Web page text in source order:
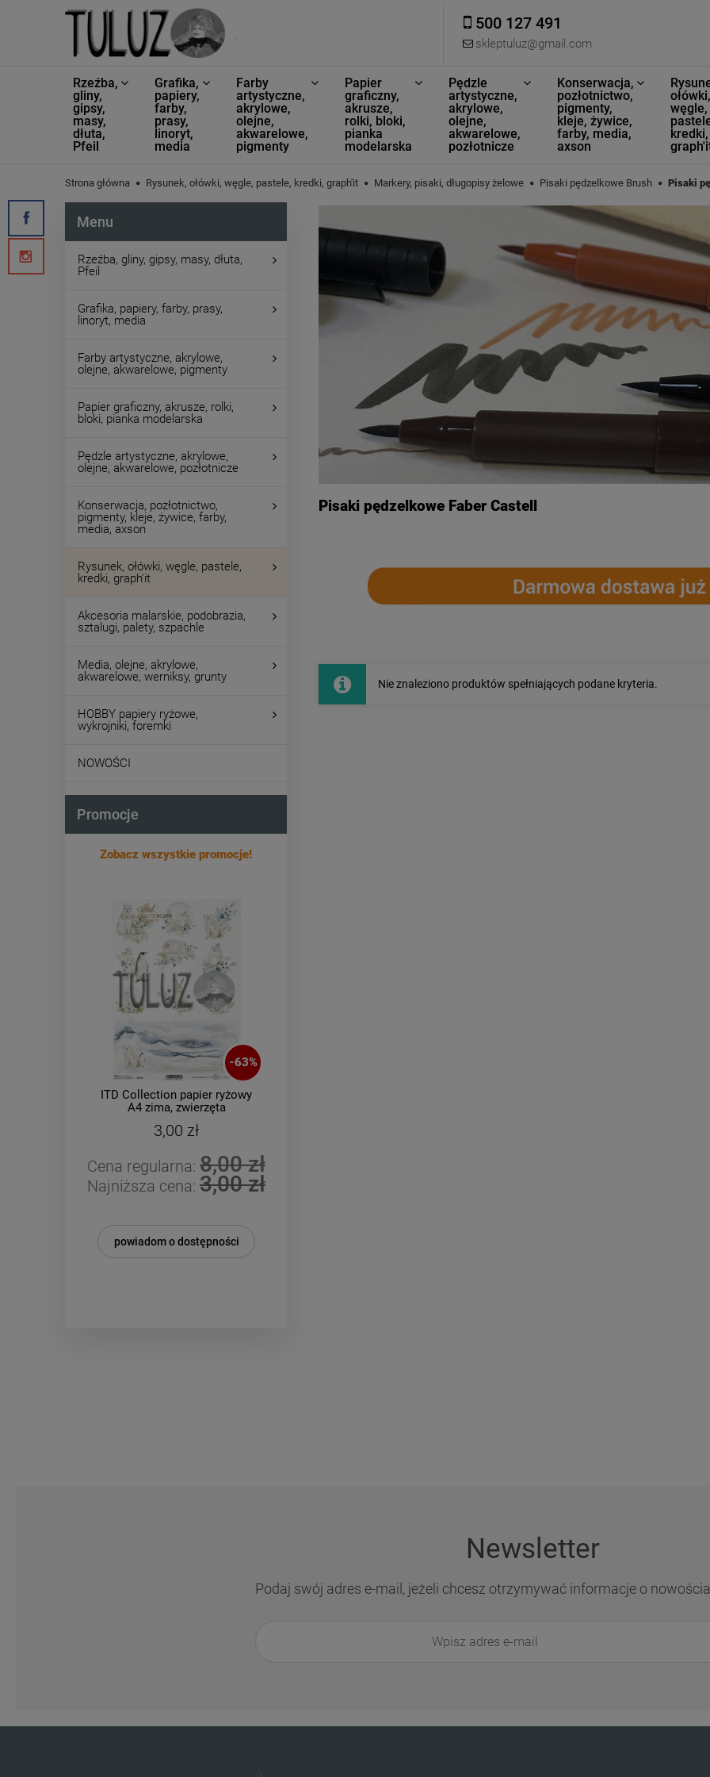
500 127 491
skleptuluz@gmail.com
Rzeźba,
gliny,
gipsy,
masy,
dłuta,
Pfeil
Grafika,
papiery,
farby,
prasy,
linoryt,
media
Farby
artystyczne,
akrylowe,
olejne,
akwarelowe,
pigmenty
Papier
graficzny,
akrusze,
rolki, bloki,
pianka
modelarska
Pędzle
artystyczne,
akrylowe,
olejne,
akwarelowe,
pozłotnicze
Konserwacja,
pozłotnictwo,
pigmenty,
kleje, żywice,
farby, media,
axson
ołówki,
węgle,
kredki,
Strona główna Rysunek, ołówki, węgle, pastele, kredki, graph'it Markery, pisaki, długopisy żelowe Pisaki pędzelkowe Brush Pisaki
Menu
Rzeźba, gliny, gipsy, masy, dłuta,
Pfeil
Grafika, papiery, farby, prasy,
linoryt, media
Farby artystyczne, akrylowe,
olejne, akwarelowe, pigmenty
Papier graficzny, akrusze, rolki,
bloki, pianka modelarska
Pędzle artystyczne, akrylowe,
olejne, akwarelowe, pozłotnicze
Konserwacja, pozłotnictwo,
pigmenty, kleje, żywice, farby,
media, axson
Rysunek, ołówki, węgle, pastele,
kredki, graph'it
Akcesoria malarskie, podobrazia,
sztalugi, palety, szpachle
Media, olejne, akrylowe,
akwarelowe, werniksy, grunty
HOBBY papiery ryżowe,
wykrojniki, foremki
NOWOŚCI
Promocje
Zobacz wszystkie promocje!
-63%
ITD Collection papier ryżowy
A4 zima, zwierzęta
3,00 zł
Cena regularna: 8,00 zł
Najniższa cena: 3,00 zł
powiadom o dostępności
Pisaki pędzelkowe Faber Castell
Nie znaleziono produktów spełniających podane kryteria.
Newsletter
Podaj swój adres e-mail, jeżeli chcesz otrzymywać informacje o